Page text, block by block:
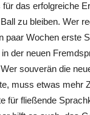
für das erfolgreiche
zu bleiben. Wer
paar Wochen erste
der neuen
souverän die
muss etwas mehr
für fließende